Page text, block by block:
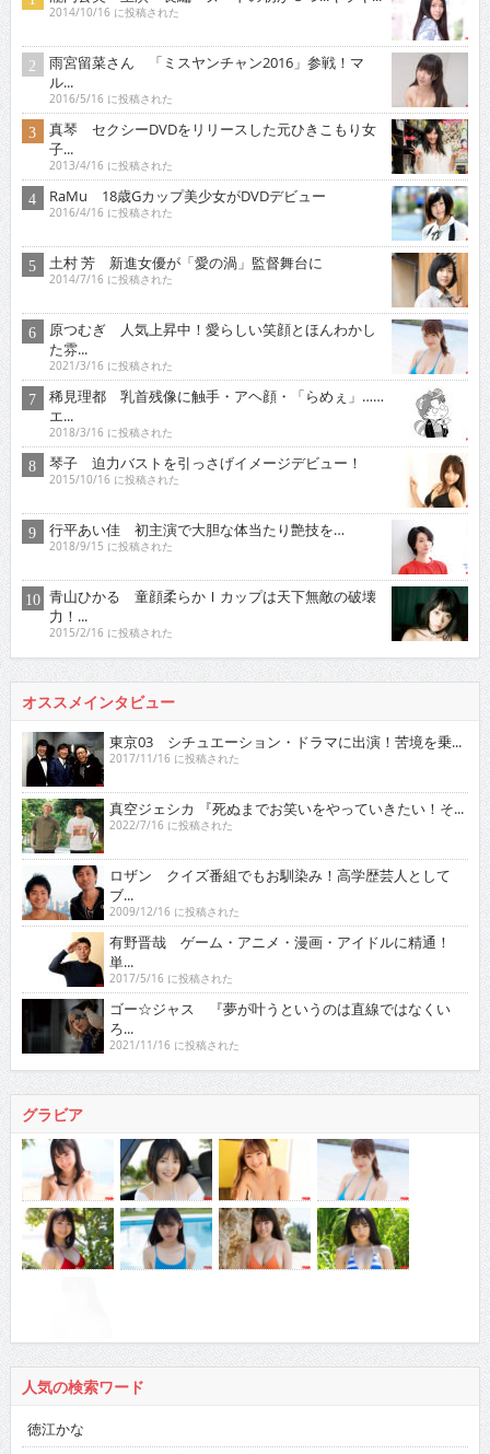
2014/10/16 に投稿された
雨宮留菜さん 「ミスヤンチャン2016」参戦！マ
ル...
2016/5/16 に投稿された
真琴 セクシーDVDをリリースした元ひきこもり女
子...
2013/4/16 に投稿された
RaMu 18歳Gカップ美少女がDVDデビュー
2016/4/16 に投稿された
土村 芳 新進女優が「愛の渦」監督舞台に
2014/7/16 に投稿された
原つむぎ 人気上昇中！愛らしい笑顔とほんわかし
た雰...
2021/3/16 に投稿された
稀見理都 乳首残像に触手・アヘ顔・「らめぇ」……
エ...
2018/3/16 に投稿された
琴子 迫力バストを引っさげイメージデビュー！
2015/10/16 に投稿された
行平あい佳 初主演で大胆な体当たり艶技を…
2018/9/15 に投稿された
青山ひかる 童顔柔らかＩカップは天下無敵の破壊
力！...
2015/2/16 に投稿された
オススメインタビュー
東京03 シチュエーション・ドラマに出演！苦境を乗...
2017/11/16 に投稿された
真空ジェシカ 『死ぬまでお笑いをやっていきたい！そ...
2022/7/16 に投稿された
ロザン クイズ番組でもお馴染み！高学歴芸人として
ブ...
2009/12/16 に投稿された
有野晋哉 ゲーム・アニメ・漫画・アイドルに精通！
単...
2017/5/16 に投稿された
ゴー☆ジャス 『夢が叶うというのは直線ではなくい
ろ...
2021/11/16 に投稿された
グラビア
人気の検索ワード
徳江かな